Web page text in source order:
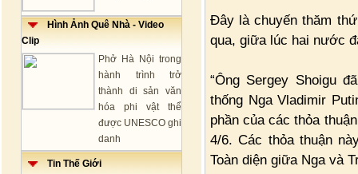
Hình Ảnh Quê Nhà - Video
Clip
Phở Hà Nội trong
hành trình trở
thành di sản văn
hóa phi vật thể
được UNESCO ghi
danh
Tin Thế Giới
Đây là chuyến thăm
qua, giữa lúc hai nước
“Ông Sergey Shoigu
thống Nga Vladimir
phần của các thỏa
4/6. Các thỏa thuận
Toàn diện giữa Nga và